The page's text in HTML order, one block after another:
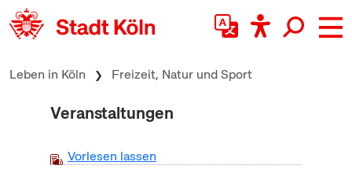
zum Inhalt springen
Leben in Köln Freizeit, Natur und Sport
Veranstaltungen
Vorlesen lassen